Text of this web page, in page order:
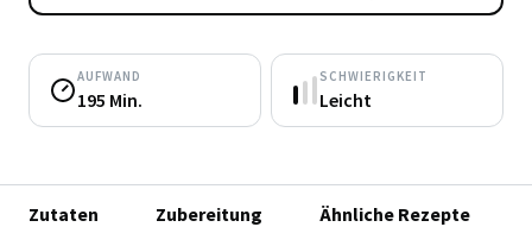
AUFWAND
195 Min.
SCHWIERIGKEIT
Leicht
Zutaten Zubereitung Ähnliche Rezepte